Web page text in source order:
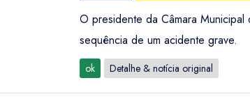
O presidente da Câmara
sequência de um acidente grave.
ok Detalhe & notícia original